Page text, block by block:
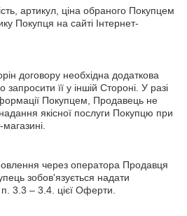
артикул, ціна обраного Покупцем
Покупця на сайті Інтернет-
договору необхідна додаткова
її у іншій Стороні. У разі
Покупцем, Продавець не
якісної послуги Покупцю при
через оператора Продавця
зобов'язується надати
3.3 – 3.4. цієї Оферти.